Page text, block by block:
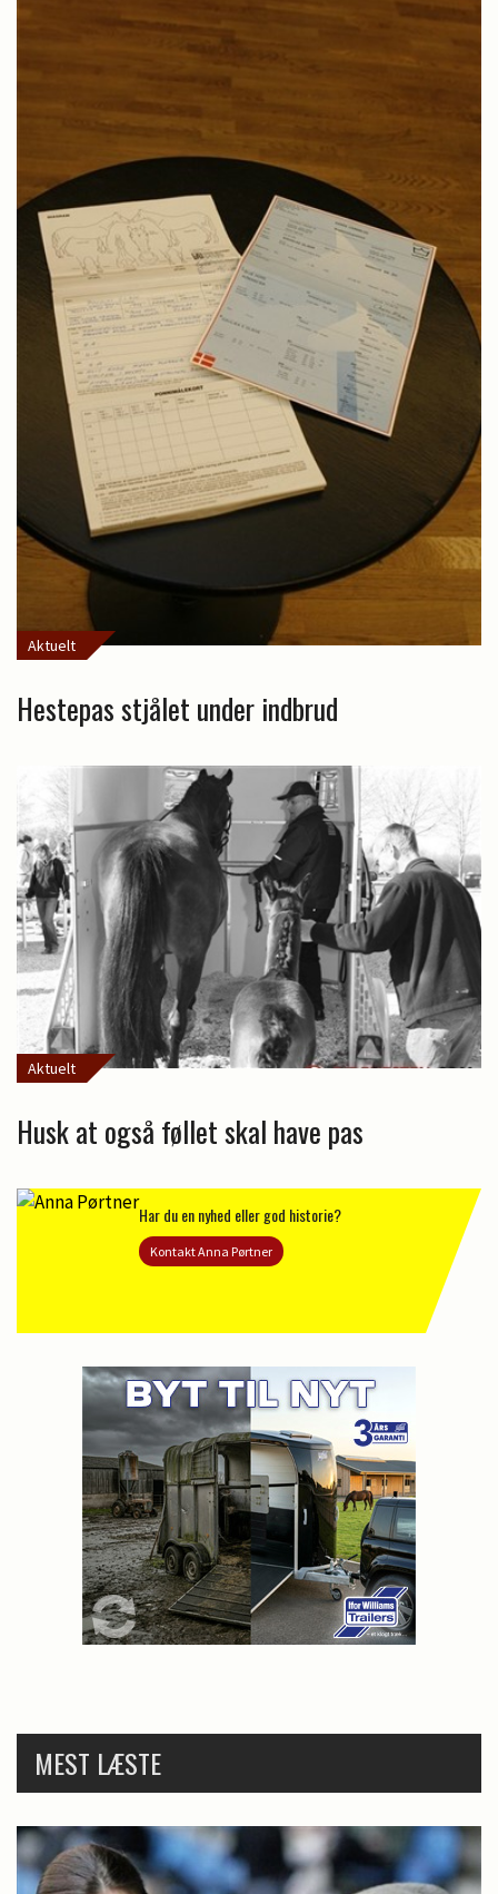
Aktuelt
Hestepas stjålet under indbrud
Aktuelt
Husk at også føllet skal have pas
Har du en nyhed eller god historie?
Kontakt Anna Pørtner
MEST LÆSTE